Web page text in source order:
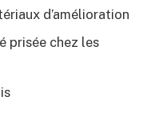
d’amélioration
prisée chez les